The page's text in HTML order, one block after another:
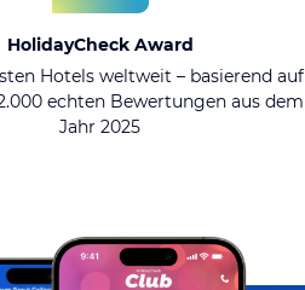
HolidayCheck Award
Hotels weltweit – basierend auf
echten Bewertungen aus dem
Jahr 2025